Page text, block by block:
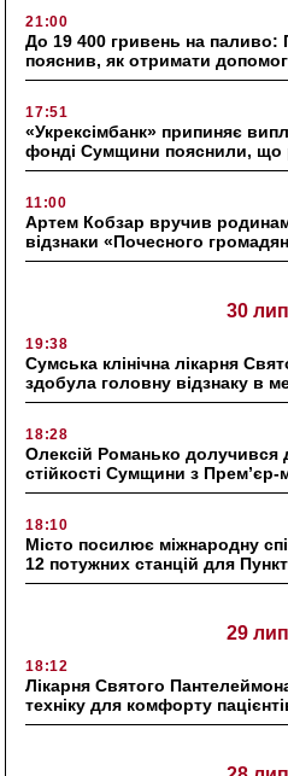
21:00
До 19 400 гривень на
пояснив, як отримати
17:51
«Укрексімбанк» припиняє
фонді Сумщини пояснили,
11:00
Артем Кобзар вручив
відзнаки «Почесного
30
19:38
Сумська клінічна лікарня
здобула головну відзнаку в
18:28
Олексій Романько долучився
стійкості Сумщини з Прем’єр-
18:10
Місто посилює міжнародну
12 потужних станцій для
29
18:12
Лікарня Святого
техніку для комфорту